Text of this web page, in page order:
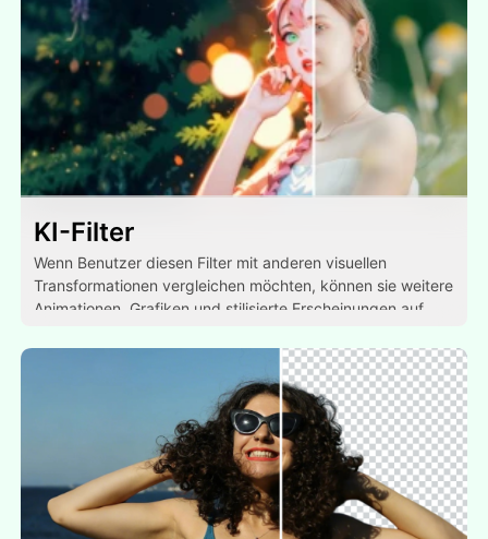
KI-Filter
Wenn Benutzer diesen Filter mit anderen visuellen
Transformationen vergleichen möchten, können sie weitere
Animationen, Grafiken und stilisierte Erscheinungen auf